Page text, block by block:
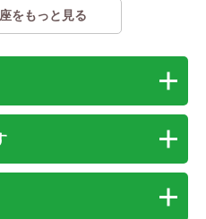
をもっと見る